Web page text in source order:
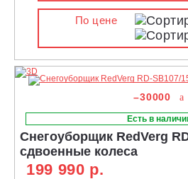
По цене
–30000
Есть в
Снегоуборщик RedVerg
сдвоенные колеса
199 990 р.